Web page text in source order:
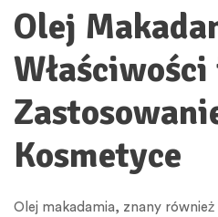
Olej
Właściwości
Kosmetyce
Olej makadamia, znany